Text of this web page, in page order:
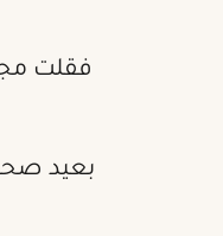
فقلت
بعيد